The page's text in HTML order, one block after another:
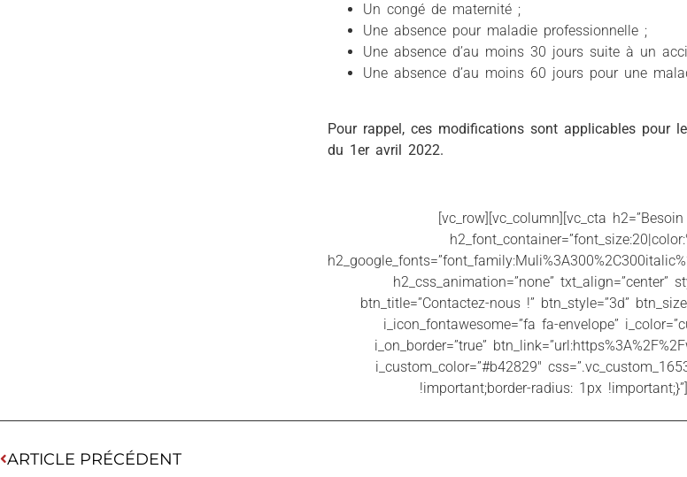
Un congé de maternité ;
Une absence pour maladie professionnelle ;
Une absence d’au moins 30 jours suite à un
Une absence d’au moins 60 jours pour une
Pour rappel, ces modifications sont applicables pour
du 1er avril 2022.
[vc_row][vc_column][vc_cta
h2_css_animation=”none” txt_align=”center”
btn_title=”Contactez-nous !” btn_style=”3d”
i_icon_fontawesome=”fa fa-envelope”
i_on_border=”true”
i_custom_color=”#b42829″
!important;border-radius: 1px
ARTICLE PRÉCÉDENT